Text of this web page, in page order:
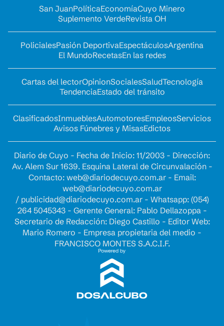
San JuanPolíticaEconomíaCuyo Minero
Suplemento VerdeRevista OH
PolicialesPasión DeportivaEspectáculosArgentina
El MundoRecetasEn las redes
Cartas del lectorOpinionSocialesSaludTecnología
TendenciaEstado del tránsito
ClasificadosInmueblesAutomotoresEmpleosServicios
Avisos Fúnebres y MisasEdictos
Diario de Cuyo - Fecha de Inicio: 11/2003 - Dirección:
Av. Alem Sur 1639. Esquina Lateral de Circunvalación -
Contacto: web@diariodecuyo.com.ar- Email:
web@diariodecuyo.com.ar
/ publicidad@diariodecuyo.com.ar- Whatsapp: (054)
264 5045343 - Gerente General: Pablo Dellazoppa -
Secretario de Redacción: Diego Castillo - Editor Web:
Mario Romero - Empresa propietaria del medio -
FRANCISCO MONTES S.A.C.I.F.